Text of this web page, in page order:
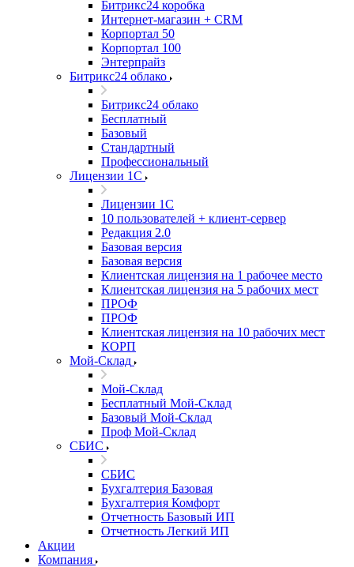
Битрикс24 коробка
Интернет-магазин + CRM
Корпортал 50
Корпортал 100
Энтерпрайз
Битрикс24 облако
Битрикс24 облако
Бесплатный
Базовый
Стандартный
Профессиональный
Лицензии 1С
Лицензии 1С
10 пользователей + клиент-сервер
Редакция 2.0
Базовая версия
Базовая версия
Клиентская лицензия на 1 рабочее место
Клиентская лицензия на 5 рабочих мест
ПРОФ
ПРОФ
Клиентская лицензия на 10 рабочих мест
КОРП
Мой-Склад
Мой-Склад
Бесплатный Мой-Склад
Базовый Мой-Склад
Проф Мой-Склад
СБИС
СБИС
Бухгалтерия Базовая
Бухгалтерия Комфорт
Отчетность Базовый ИП
Отчетность Легкий ИП
Акции
Компания